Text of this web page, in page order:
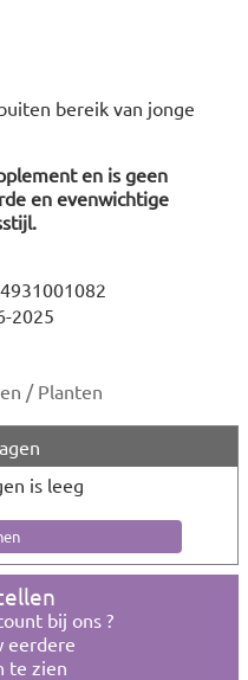
bereik van jonge
en is geen
en evenwichtige
2025
/ Planten
is leeg
bij ons ?
eerdere
te zien